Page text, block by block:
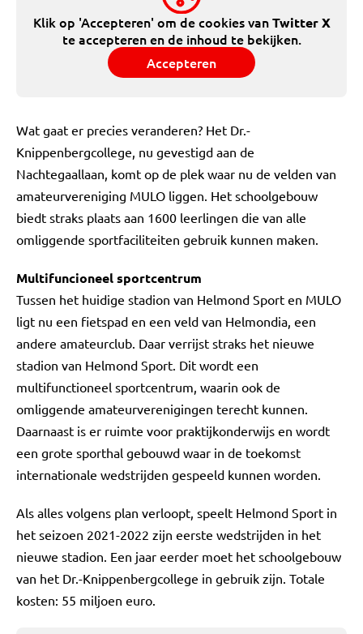
Klik op 'Accepteren' om de cookies vanTwitter X
te accepteren en de inhoud te bekijken.
Accepteren
Wat gaat er precies veranderen? Het Dr.-
Knippenbergcollege, nu gevestigd aan de
Nachtegaallaan, komt op de plek waar nu de velden van
amateurvereniging MULO liggen. Het schoolgebouw
biedt straks plaats aan 1600 leerlingen die van alle
omliggende sportfaciliteiten gebruik kunnen maken.
Multifuncioneel sportcentrum
Tussen het huidige stadion van Helmond Sport en MULO
ligt nu een fietspad en een veld van Helmondia, een
andere amateurclub. Daar verrijst straks het nieuwe
stadion van Helmond Sport. Dit wordt een
multifunctioneel sportcentrum, waarin ook de
omliggende amateurverenigingen terecht kunnen.
Daarnaast is er ruimte voor praktijkonderwijs en wordt
een grote sporthal gebouwd waar in de toekomst
internationale wedstrijden gespeeld kunnen worden.
Als alles volgens plan verloopt, speelt Helmond Sport in
het seizoen 2021-2022 zijn eerste wedstrijden in het
nieuwe stadion. Een jaar eerder moet het schoolgebouw
van het Dr.-Knippenbergcollege in gebruik zijn. Totale
kosten: 55 miljoen euro.